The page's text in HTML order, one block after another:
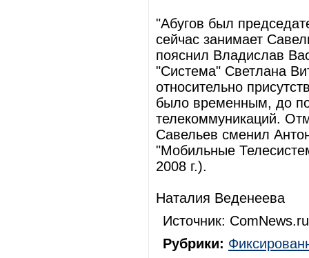
"Абугов был
сейчас занимает
пояснил Владислав
"Система" Светлана
относительно
было временным, до
телекоммуникаций.
Савельев сменил
"Мобильные
2008 г.).
Наталия Веденеева
Источник:
Рубрики: